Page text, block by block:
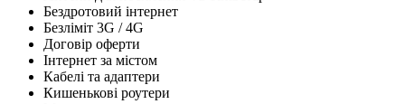
Бездротовий інтернет
Безліміт 3G / 4G
Договір оферти
Інтернет за містом
Кабелі та адаптери
Кишенькові роутери